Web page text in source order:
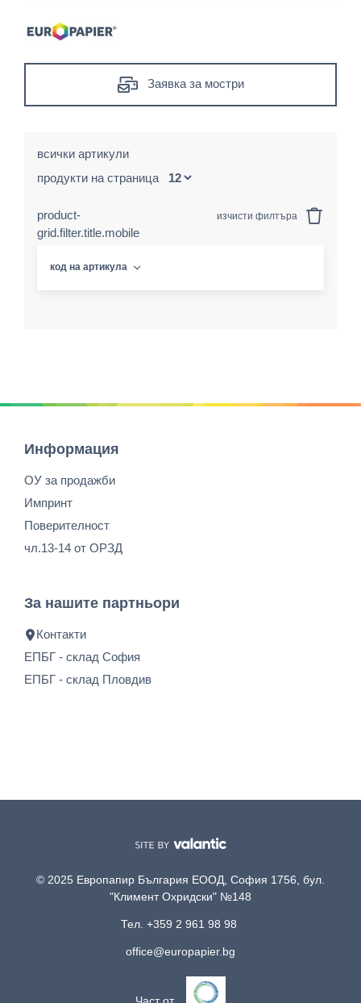
Заявка за мостри
всички артикули
продукти на страница
product-
grid.filter.title.mobile
изчисти филтъра
код на артикула
Информация
ОУ за продажби
Импринт
Поверителност
чл.13-14 от ОРЗД
За нашите партньори
Контакти
ЕПБГ - склад София
ЕПБГ - склад Пловдив
© 2025 Европапир България ЕООД, София 1756, бул.
"Климент Охридски" №148
Тел. +359 2 961 98 98
office@europapier.bg